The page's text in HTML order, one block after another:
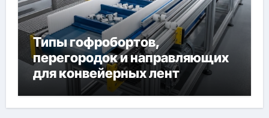
Типы гофробортов,
перегородок и направляющих
для конвейерных лент